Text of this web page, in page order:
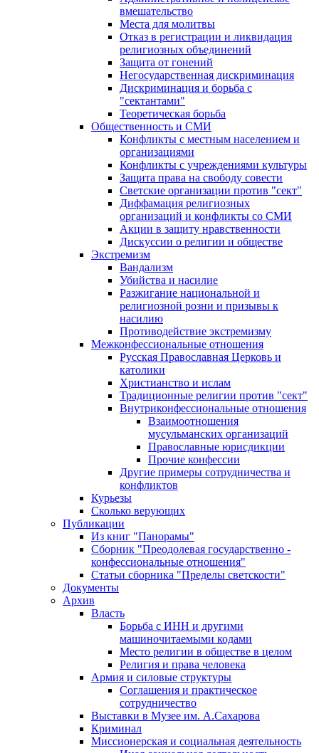
вмешательство
Места для молитвы
Отказ в регистрации и ликвидация
религиозных объединений
Защита от гонений
Негосударственная дискриминация
Дискриминация и борьба с
"сектантами"
Теоретическая борьба
Общественность и СМИ
Конфликты с местным населением и
организациями
Конфликты с учреждениями культуры
Защита права на свободу совести
Светские организации против "сект"
Диффамация религиозных
организаций и конфликты со СМИ
Акции в защиту нравственности
Дискуссии о религии и обществе
Экстремизм
Вандализм
Убийства и насилие
Разжигание национальной и
религиозной розни и призывы к
насилию
Противодействие экстремизму
Межконфессиональные отношения
Русская Православная Церковь и
католики
Христианство и ислам
Традиционные религии против "сект"
Внутриконфессиональные отношения
Взаимоотношения
мусульманских организаций
Православные юрисдикции
Прочие конфессии
Другие примеры сотрудничества и
конфликтов
Курьезы
Сколько верующих
Публикации
Из книг "Панорамы"
Сборник "Преодолевая государственно -
конфессиональные отношения"
Статьи сборника "Пределы светскости"
Документы
Архив
Власть
Борьба с ИНН и другими
машиночитаемыми кодами
Место религии в обществе в целом
Религия и права человека
Армия и силовые структуры
Соглашения и практическое
сотрудничество
Выставки в Музее им. А.Сахарова
Криминал
Миссионерская и социальная деятельность